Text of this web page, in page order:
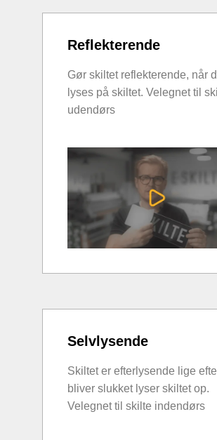
Reflekterende
Gør skiltet reflekterende, når
lyses på skiltet. Velegnet til
udendørs
Selvlysende
Skiltet er efterlysende lige
bliver slukket lyser skiltet op.
Velegnet til skilte indendørs